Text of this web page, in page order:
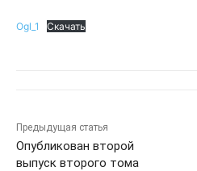
Ogl_1 Скачать
Предыдущая статья
Опубликован второй
выпуск второго тома